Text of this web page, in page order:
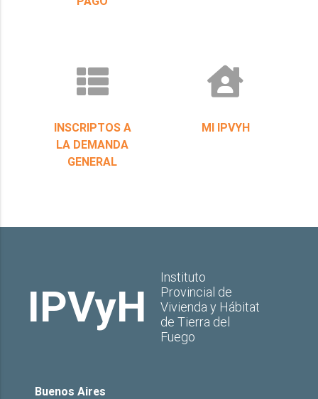
INSCRIPTOS A
LA DEMANDA
GENERAL
MI IPVYH
IPVyH
Instituto
Provincial de
Vivienda y Hábitat
de Tierra del
Fuego
Buenos Aires